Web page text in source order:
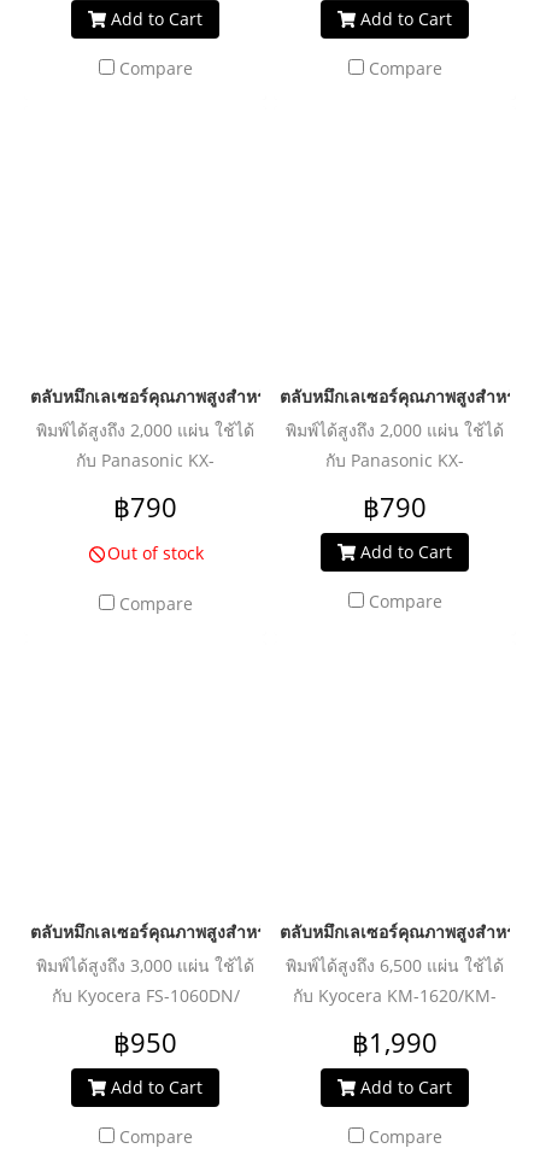
Add to Cart
Compare
Add to Cart
Compare
ตลับหมึกเลเซอร์คุณภาพสูงสำหรับ PANASONIC รุ่น KX-FAT472E
พิมพ์ได้สูงถึง 2,000 แผ่น ใช้ได้
กับ Panasonic KX-
฿790
Out of stock
Compare
ตลับหมึกเลเซอร์คุณภาพสูงสำหรับ
พิมพ์ได้สูงถึง 2,000 แผ่น ใช้ได้
กับ Panasonic KX-
฿790
Add to Cart
Compare
ตลับหมึกเลเซอร์คุณภาพสูงสำหรับ KYOCERA รุ่น TK1124 BK
พิมพ์ได้สูงถึง 3,000 แผ่น ใช้ได้
กับ Kyocera FS-1060DN/
Kyocera FS-1125MFP
฿950
Add to Cart
Compare
ตลับหมึกเลเซอร์คุณภาพสูงสำหรับ
พิมพ์ได้สูงถึง 6,500 แผ่น ใช้ได้
กับ Kyocera KM-1620/KM-
฿1,990
Add to Cart
Compare